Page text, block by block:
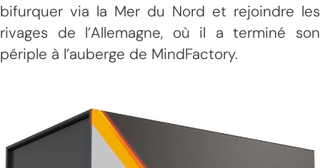
bifurquer via la Mer du Nord et rejoindre les
rivages de l’Allemagne, où il a terminé son
périple à l’auberge de MindFactory.